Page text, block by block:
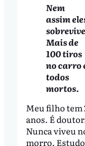
Nem
assim
Mais de
100 tiros
no carro
todos
mortos.
Meu filho tem
anos. É
Nunca viveu
morro.